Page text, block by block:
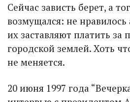
Сейчас зависть берет, а
возмущался: не
их заставляют платить за
городской землей. Хоть
не меняется.
20 июня 1997 года